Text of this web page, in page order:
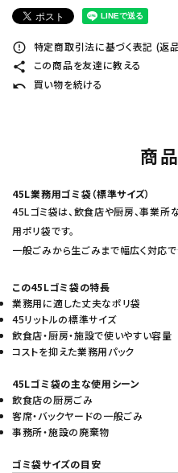
error_outline 特定商取引法に基づく表記 (返
share この商品を友達に教える
undo 買い物を続ける
商
45L業務用ゴミ袋（標準サイズ）
45Lゴミ袋は、飲食店や厨房、事業
用ポリ袋です。
一般ごみから生ごみまで幅広く対応で
この45Lゴミ袋の特長
業務用に適した丈夫なポリ袋
45リットルの標準サイズ
飲食店・厨房・施設で使いやすい容量
コストを抑えた業務用パック
45Lゴミ袋の主な使用シーン
飲食店の厨房ごみ
客席・バックヤードの一般ごみ
事務所・施設の廃棄物
ゴミ袋サイズの目安